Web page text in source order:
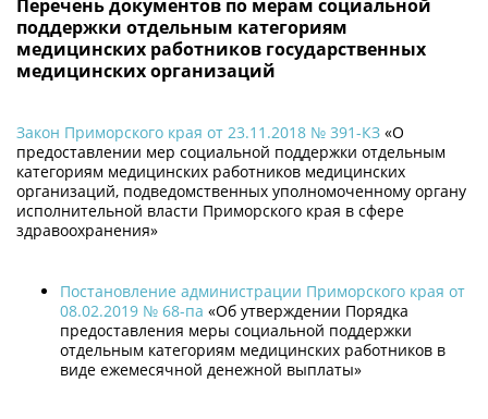
Перечень документов по мерам социальной
поддержки отдельным категориям
медицинских работников государственных
медицинских организаций
Закон Приморского края от 23.11.2018 № 391-КЗ «О
предоставлении мер социальной поддержки отдельным
категориям медицинских работников медицинских
организаций, подведомственных уполномоченному органу
исполнительной власти Приморского края в сфере
здравоохранения»
Постановление администрации Приморского края от
08.02.2019 № 68-па «Об утверждении Порядка
предоставления меры социальной поддержки
отдельным категориям медицинских работников в
виде ежемесячной денежной выплаты»